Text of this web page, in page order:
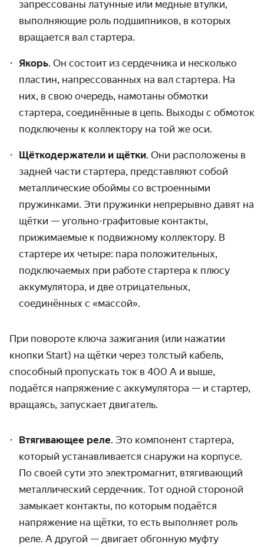
запрессованы латунные или медные втулки,
выполняющие роль подшипников, в которых
вращается вал стартера.
Якорь. Он состоит из сердечника и несколько
пластин, напрессованных на вал стартера. На
них, в свою очередь, намотаны обмотки
стартера, соединённые в цепь. Выходы с обмоток
подключены к коллектору на той же оси.
Щёткодержатели и щётки. Они расположены в
задней части стартера, представляют собой
металлические обоймы со встроенными
пружинками. Эти пружинки непрерывно давят на
щётки — угольно-графитовые контакты,
прижимаемые к подвижному коллектору. В
стартере их четыре: пара положительных,
подключаемых при работе стартера к плюсу
аккумулятора, и две отрицательных,
соединённых с «массой».
При повороте ключа зажигания (или нажатии
кнопки Start) на щётки через толстый кабель,
способный пропускать ток в 400 А и выше,
подаётся напряжение с аккумулятора — и стартер,
вращаясь, запускает двигатель.
Втягивающее реле. Это компонент стартера,
который устанавливается снаружи на корпусе.
По своей сути это электромагнит, втягивающий
металлический сердечник. Тот одной стороной
замыкает контакты, по которым подаётся
напряжение на щётки, то есть выполняет роль
реле. А другой — двигает обгонную муфту